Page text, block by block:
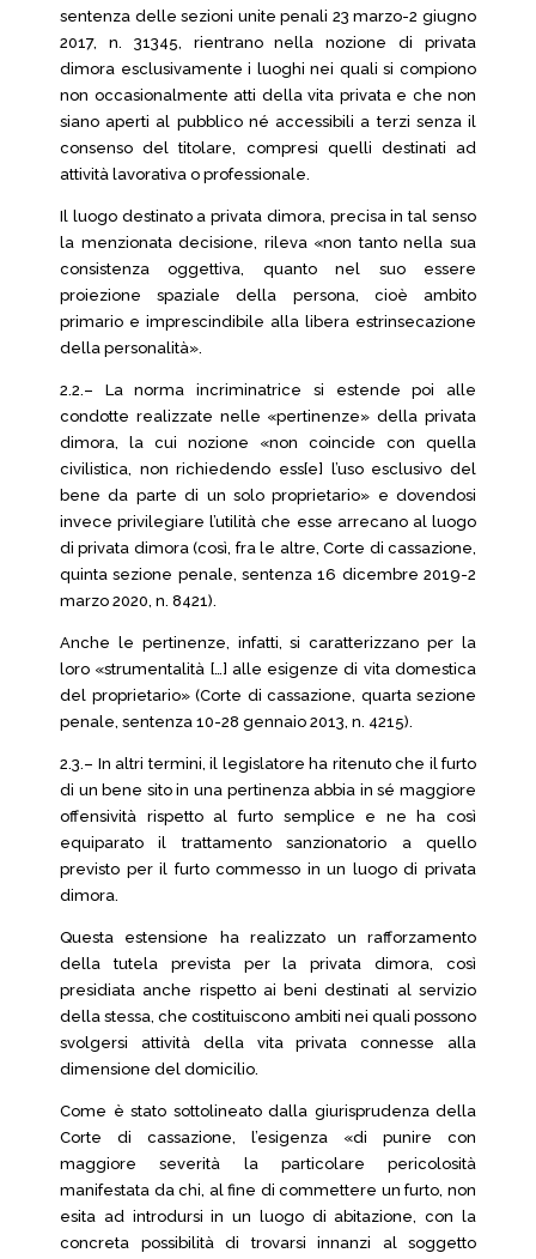
sentenza delle sezioni unite penali 23 marzo-2 giugno
2017, n. 31345, rientrano nella nozione di privata
dimora esclusivamente i luoghi nei quali si compiono
non occasionalmente atti della vita privata e che non
siano aperti al pubblico né accessibili a terzi senza il
consenso del titolare, compresi quelli destinati ad
attività lavorativa o professionale.
Il luogo destinato a privata dimora, precisa in tal senso
la menzionata decisione, rileva «non tanto nella sua
consistenza oggettiva, quanto nel suo essere
proiezione spaziale della persona, cioè ambito
primario e imprescindibile alla libera estrinsecazione
della personalità».
2.2.– La norma incriminatrice si estende poi alle
condotte realizzate nelle «pertinenze» della privata
dimora, la cui nozione «non coincide con quella
civilistica, non richiedendo ess[e] l’uso esclusivo del
bene da parte di un solo proprietario» e dovendosi
invece privilegiare l’utilità che esse arrecano al luogo
di privata dimora (così, fra le altre, Corte di cassazione,
quinta sezione penale, sentenza 16 dicembre 2019-2
marzo 2020, n. 8421).
Anche le pertinenze, infatti, si caratterizzano per la
loro «strumentalità […] alle esigenze di vita domestica
del proprietario» (Corte di cassazione, quarta sezione
penale, sentenza 10-28 gennaio 2013, n. 4215).
2.3.– In altri termini, il legislatore ha ritenuto che il furto
di un bene sito in una pertinenza abbia in sé maggiore
offensività rispetto al furto semplice e ne ha così
equiparato il trattamento sanzionatorio a quello
previsto per il furto commesso in un luogo di privata
dimora.
Questa estensione ha realizzato un rafforzamento
della tutela prevista per la privata dimora, così
presidiata anche rispetto ai beni destinati al servizio
della stessa, che costituiscono ambiti nei quali possono
svolgersi attività della vita privata connesse alla
dimensione del domicilio.
Come è stato sottolineato dalla giurisprudenza della
Corte di cassazione, l’esigenza «di punire con
maggiore severità la particolare pericolosità
manifestata da chi, al fine di commettere un furto, non
esita ad introdursi in un luogo di abitazione, con la
concreta possibilità di trovarsi innanzi al soggetto